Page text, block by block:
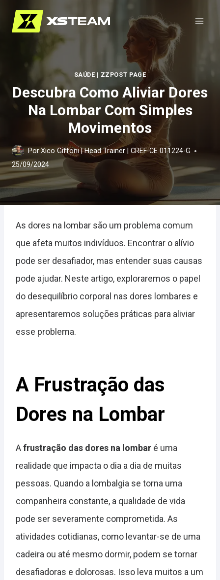
Pular
para
Conteúdo
SAÚDE | ZZPOST PAGE
Descubra Como Aliviar Dores
Na Lombar Com Simples
Movimentos
PorXico Giffoni | Head Trainer | CREF-CE 011224-G
25/09/2024
As dores na lombar são um problema comum
que afeta muitos indivíduos. Encontrar o alívio
pode ser desafiador, mas entender suas causas
pode ajudar. Neste artigo, exploraremos o papel
do desequilíbrio corporal nas dores lombares e
apresentaremos soluções práticas para aliviar
esse problema.
A Frustração das
Dores na Lombar
Afrustração das dores na lombar é uma
realidade que impacta o dia a dia de muitas
pessoas. Quando a lombalgia se torna uma
companheira constante, a qualidade de vida
pode ser severamente comprometida. As
atividades cotidianas, como levantar-se de uma
cadeira ou até mesmo dormir, podem se tornar
desafiadoras e dolorosas. Isso leva muitos a um